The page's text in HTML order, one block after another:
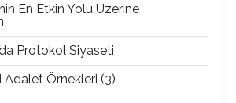
En Etkin Yolu Üzerine
Protokol Siyaseti
Adalet Örnekleri (3)